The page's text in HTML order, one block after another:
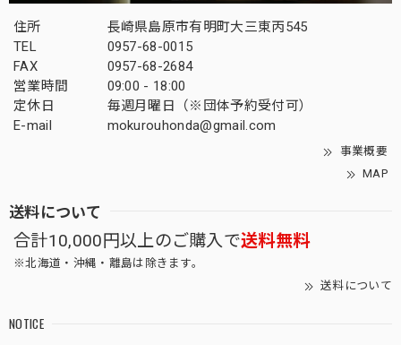
住所
長崎県島原市有明町大三東丙545
TEL
0957-68-0015
FAX
0957-68-2684
営業時間
09:00 - 18:00
定休日
毎週月曜日（※団体予約受付可）
E-mail
mokurouhonda@gmail.com
事業概要
MAP
送料について
合計10,000円以上のご購入で送料無料
※北海道・沖縄・離島は除きます。
送料について
NOTICE